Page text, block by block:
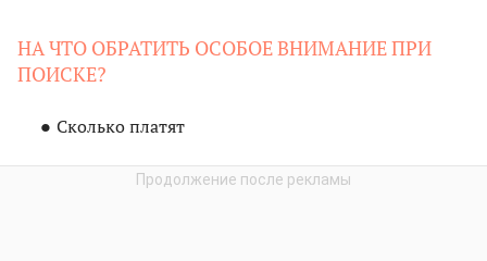
НА ЧТО ОБРАТИТЬ ОСОБОЕ ВНИМАНИЕ ПРИ
ПОИСКЕ?
Сколько платят